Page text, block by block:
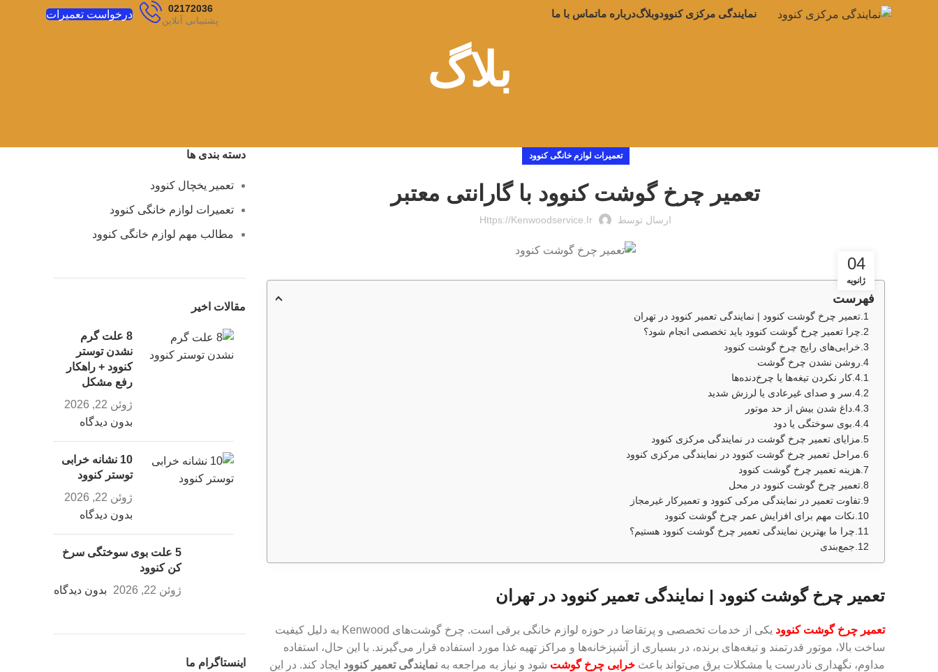
نمایندگی مرکزی کنوودوبلاگدرباره ماتماس با ما 02172036
پشتیبانی آنلاین
درخواست تعمیرات
بلاگ
تعمیرات لوازم خانگی کنوود
تعمیر چرخ گوشت کنوود با گارانتی معتبر
ارسال توسط Https://kenwoodservice.ir
04
ژانویه
فهرست
تعمیر چرخ گوشت کنوود | نمایندگی تعمیر کنوود در تهران
چرا تعمیر چرخ گوشت کنوود باید تخصصی انجام شود؟
خرابی‌های رایج چرخ گوشت کنوود
روشن نشدن چرخ گوشت
کار نکردن تیغه‌ها یا چرخ‌دنده‌ها
سر و صدای غیرعادی یا لرزش شدید
داغ شدن بیش از حد موتور
بوی سوختگی یا دود
مزایای تعمیر چرخ گوشت در نمایندگی مرکزی کنوود
مراحل تعمیر چرخ گوشت کنوود در نمایندگی مرکزی کنوود
هزینه تعمیر چرخ گوشت کنوود
تعمیر چرخ گوشت کنوود در محل
تفاوت تعمیر در نمایندگی مرکی کنوود و تعمیرکار غیرمجاز
نکات مهم برای افزایش عمر چرخ گوشت کنوود
چرا ما بهترین نمایندگی تعمیر چرخ گوشت کنوود هستیم؟
جمع‌بندی
تعمیر چرخ گوشت کنوود | نمایندگی تعمیر کنوود در تهران
تعمیر چرخ گوشت کنوود
یکی از خدمات تخصصی و پرتقاضا در حوزه لوازم خانگی برقی است. چرخ گوشت‌های Kenwood به دلیل کیفیت
ساخت بالا، موتور قدرتمند و تیغه‌های برنده، در بسیاری از آشپزخانه‌ها و مراکز تهیه غذا مورد استفاده قرار می‌گیرند. با این حال، استفاده
مداوم، نگهداری نادرست یا مشکلات برق می‌تواند باعث خرابی چرخ گوشت شود و نیاز به مراجعه به نمایندگی تعمیر کنوود ایجاد کند. در این
دسته بندی ها
تعمیر یخچال کنوود
تعمیرات لوازم خانگی کنوود
مطالب مهم لوازم خانگی کنوود
مقالات اخیر
8 علت گرم
نشدن توستر
کنوود + راهکار
رفع مشکل
ژوئن 22, 2026
بدون دیدگاه
10 نشانه خرابی
توستر کنوود
ژوئن 22, 2026
بدون دیدگاه
5 علت بوی سوختگی سرخ
کن کنوود
ژوئن 22, 2026
بدون دیدگاه
اینستاگرام ما